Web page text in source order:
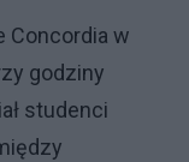
Concordia w
godziny
studenci